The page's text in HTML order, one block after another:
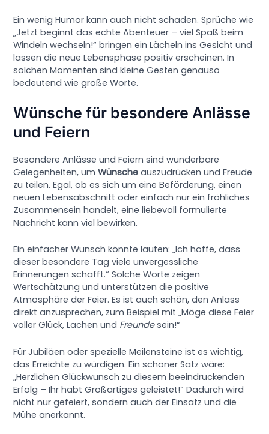
Ein wenig Humor kann auch nicht schaden. Sprüche wie
„Jetzt beginnt das echte Abenteuer – viel Spaß beim
Windeln wechseln!“ bringen ein Lächeln ins Gesicht und
lassen die neue Lebensphase positiv erscheinen. In
solchen Momenten sind kleine Gesten genauso
bedeutend wie große Worte.
Wünsche für besondere Anlässe
und Feiern
Besondere Anlässe und Feiern sind wunderbare
Gelegenheiten, umWünsche auszudrücken und Freude
zu teilen. Egal, ob es sich um eine Beförderung, einen
neuen Lebensabschnitt oder einfach nur ein fröhliches
Zusammensein handelt, eine liebevoll formulierte
Nachricht kann viel bewirken.
Ein einfacher Wunsch könnte lauten: „Ich hoffe, dass
dieser besondere Tag viele unvergessliche
Erinnerungen schafft.“ Solche Worte zeigen
Wertschätzung und unterstützen die positive
Atmosphäre der Feier. Es ist auch schön, den Anlass
direkt anzusprechen, zum Beispiel mit „Möge diese Feier
voller Glück, Lachen und Freundesein!“
Für Jubiläen oder spezielle Meilensteine ist es wichtig,
das Erreichte zu würdigen. Ein schöner Satz wäre:
„Herzlichen Glückwunsch zu diesem beeindruckenden
Erfolg – Ihr habt Großartiges geleistet!“ Dadurch wird
nicht nur gefeiert, sondern auch der Einsatz und die
Mühe anerkannt.